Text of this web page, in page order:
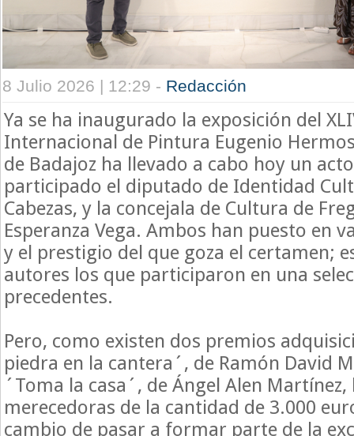
8 Julio 2026 | 12:29 - Redacción
Ya se ha inaugurado la exposición del
Internacional de Pintura Eugenio
de Badajoz ha llevado a cabo hoy un
participado el diputado de Identidad
Cabezas, y la concejala de Cultura de
Esperanza Vega. Ambos han puesto en
y el prestigio del que goza el certamen;
autores los que participaron en una
precedentes.
Pero, como existen dos premios
piedra en la cantera´, de Ramón David
´Toma la casa´, de Ángel Alen
merecedoras de la cantidad de 3.000
cambio de pasar a formar parte de la